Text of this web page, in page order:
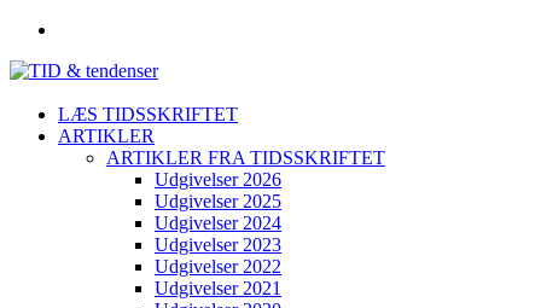
LÆS TIDSSKRIFTET
ARTIKLER
ARTIKLER FRA TIDSSKRIFTET
Udgivelser 2026
Udgivelser 2025
Udgivelser 2024
Udgivelser 2023
Udgivelser 2022
Udgivelser 2021